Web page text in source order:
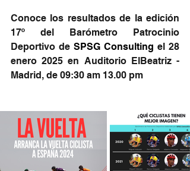
Conoce los resultados de la edición
17º del Barómetro Patrocinio
Deportivo de SPSG Consulting el 28
enero 2025 en Auditorio ElBeatriz -
Madrid, de 09:30 am 13.00 pm